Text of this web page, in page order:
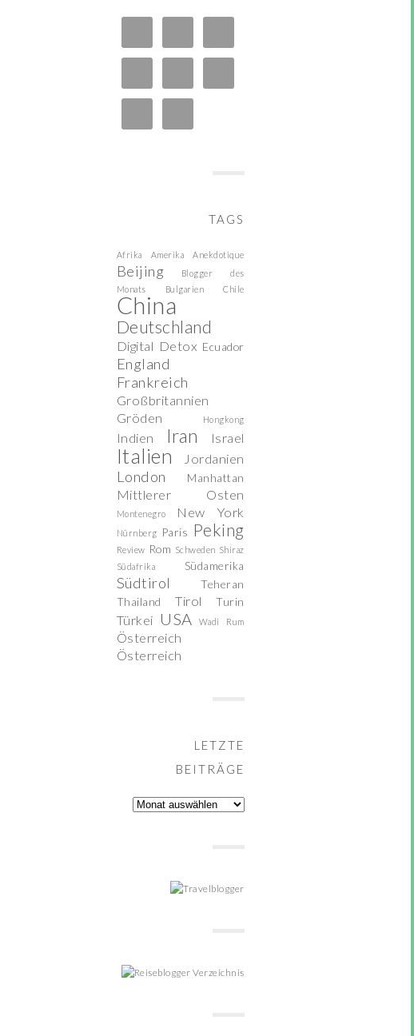
TAGS
Afrika Amerika Anekdotique
Beijing
Blogger des
Monats
Bulgarien Chile
China
Deutschland
Digital Detox Ecuador
England
Frankreich
Großbritannien
Gröden
Hongkong
Indien Iran Israel
Italien Jordanien
London Manhattan
Mittlerer Osten
Montenegro New York
Nürnberg Paris Peking
Review Rom Schweden Shiraz
Südafrika
Südamerika
Südtirol
Teheran
Thailand
Tirol Turin
Türkei USA Wadi Rum
Österreich
Österreich
LETZTE
BEITRÄGE